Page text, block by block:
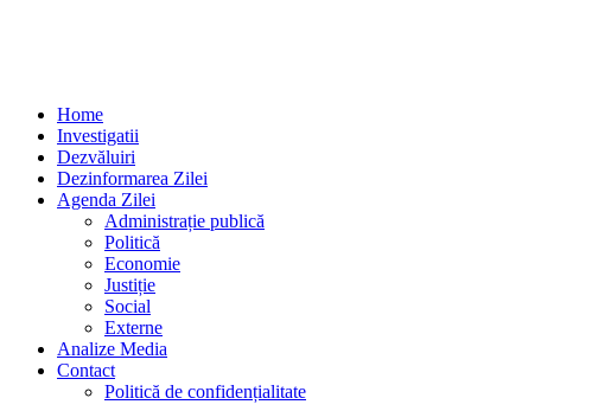
Home
Investigatii
Dezvăluiri
Dezinformarea Zilei
Agenda Zilei
Administrație publică
Politică
Economie
Justiție
Social
Externe
Analize Media
Contact
Politică de confidențialitate